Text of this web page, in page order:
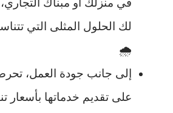
في منزلك أو مبناك
لك الحلول المثلى التي
🌧️
إلى جانب جودة العمل،
على تقديم خدماتها بأسعار